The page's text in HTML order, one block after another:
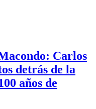
Carlos
detrás de la
años de